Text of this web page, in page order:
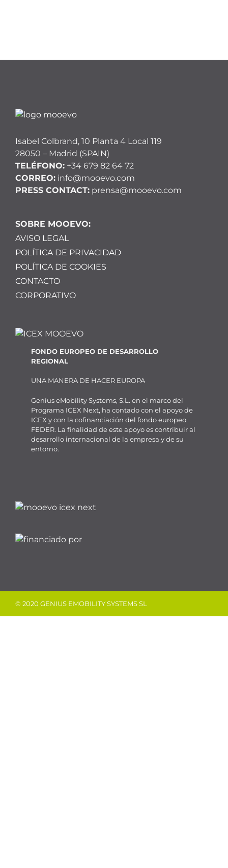
Isabel Colbrand, 10 Planta 4 Local 119
28050 – Madrid (SPAIN)
TELÉFONO: +34 679 82 64 72
CORREO: info@mooevo.com
PRESS CONTACT: prensa@mooevo.com
SOBRE MOOEVO:
AVISO LEGAL
POLÍTICA DE PRIVACIDAD
POLÍTICA DE COOKIES
CONTACTO
CORPORATIVO
FONDO EUROPEO DE DESARROLLO
REGIONAL
UNA MANERA DE HACER EUROPA
Genius eMobility Systems, S.L. en el marco del
Programa ICEX Next, ha contado con el apoyo de
ICEX y con la cofinanciación del fondo europeo
FEDER. La finalidad de este apoyo es contribuir al
desarrollo internacional de la empresa y de su
entorno.
© 2020 GENIUS EMOBILITY SYSTEMS SL